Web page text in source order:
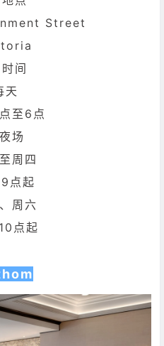
Street
间
天
至6点
场
周四
点起
周六
点起